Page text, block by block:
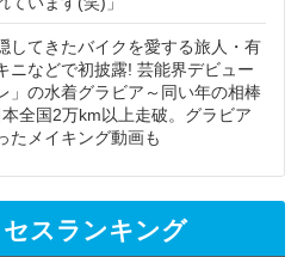
してきたバイクを愛する旅人・有
ニなどで初披露! 芸能界デビュー
」の水着グラビア～同い年の相棒
本全国2万km以上走破。グラビア
たメイキング動画も
スランキング